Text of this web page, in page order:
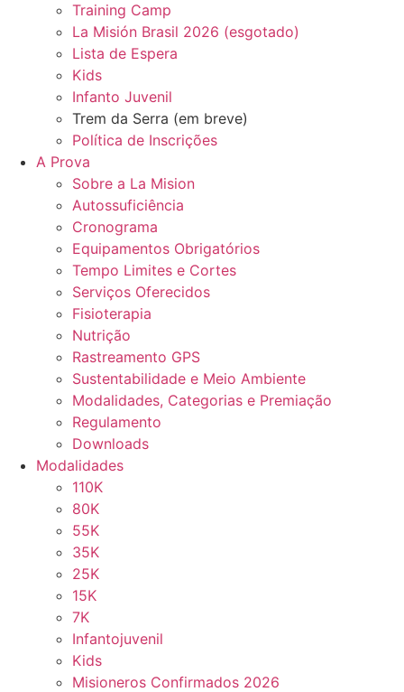
Training Camp
La Misión Brasil 2026 (esgotado)
Lista de Espera
Kids
Infanto Juvenil
Trem da Serra (em breve)
Política de Inscrições
A Prova
Sobre a La Mision
Autossuficiência
Cronograma
Equipamentos Obrigatórios
Tempo Limites e Cortes
Serviços Oferecidos
Fisioterapia
Nutrição
Rastreamento GPS
Sustentabilidade e Meio Ambiente
Modalidades, Categorias e Premiação
Regulamento
Downloads
Modalidades
110K
80K
55K
35K
25K
15K
7K
Infantojuvenil
Kids
Misioneros Confirmados 2026